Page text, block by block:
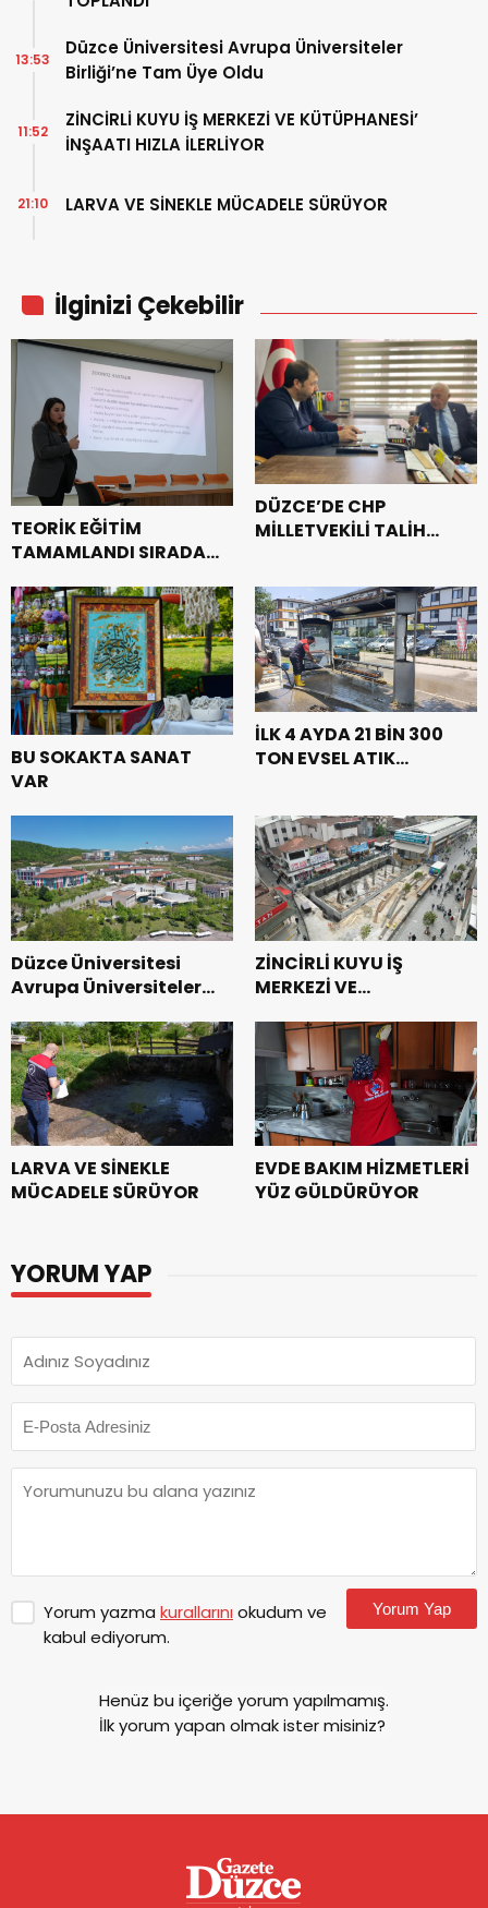
Düzce Üniversitesi Avrupa Üniversiteler
Birliği’ne Tam Üye Oldu
13:53
ZİNCİRLİ KUYU İŞ MERKEZİ VE KÜTÜPHANESİ’
İNŞAATI HIZLA İLERLİYOR
11:52
LARVA VE SİNEKLE MÜCADELE SÜRÜYOR
21:10
İlginizi Çekebilir
TEORİK EĞİTİM
TAMAMLANDI SIRADA
DÜZCE’DE CHP
MİLLETVEKİLİ TALİH
HAYDER DERNEĞİ’NE
ZİYARET
BU SOKAKTA SANAT
VAR
İLK 4 AYDA 21 BİN 300
TON EVSEL ATIK
Düzce Üniversitesi
Avrupa Üniversiteler
ZİNCİRLİ KUYU İŞ
MERKEZİ VE
HIZLA İLERLİYOR
LARVA VE SİNEKLE
MÜCADELE SÜRÜYOR
EVDE BAKIM HİZMETLERİ
YÜZ GÜLDÜRÜYOR
YORUM YAP
Yorum yazma kurallarını okudum ve
kabul ediyorum.
Yorum Yap
Henüz bu içeriğe yorum yapılmamış.
İlk yorum yapan olmak ister misiniz?